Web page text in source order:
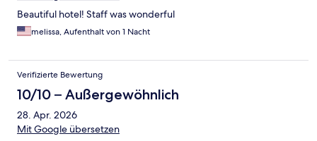
Beautiful hotel! Staff was wonderful
melissa, Aufenthalt von 1 Nacht
Verifizierte Bewertung
10/10 – Außergewöhnlich
28. Apr. 2026
Mit Google übersetzen